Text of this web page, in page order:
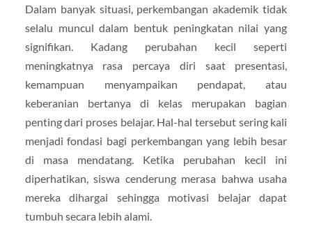
Dalam banyak situasi, perkembangan akademik tidak
selalu muncul dalam bentuk peningkatan nilai yang
signifikan. Kadang perubahan kecil seperti
meningkatnya rasa percaya diri saat presentasi,
kemampuan menyampaikan pendapat, atau
keberanian bertanya di kelas merupakan bagian
penting dari proses belajar. Hal-hal tersebut sering kali
menjadi fondasi bagi perkembangan yang lebih besar
di masa mendatang. Ketika perubahan kecil ini
diperhatikan, siswa cenderung merasa bahwa usaha
mereka dihargai sehingga motivasi belajar dapat
tumbuh secara lebih alami.